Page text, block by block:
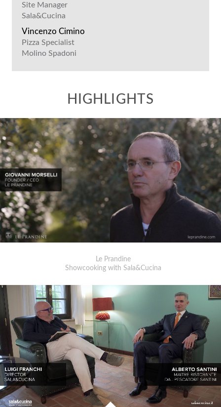
Site Manager
Sala&Cucina
Vincenzo Cimino
Pizza Specialist
Molino Spadoni
Le Prandine
Showcooking with Sala&Cucina